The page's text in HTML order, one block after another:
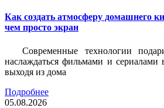
Как создать атмосферу домашнего
чем просто экран
Современные технологии
наслаждаться фильмами и сериалами
выходя из дома
Подробнее
05.08.2026